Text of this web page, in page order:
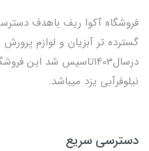
فروشگاه آکوا ریف باهدف
گسترده تر آبزیان و لوازم
درسال1403تاسیس شد این
نیلوفرآبی یزد میباشد.
دسترسی سریع